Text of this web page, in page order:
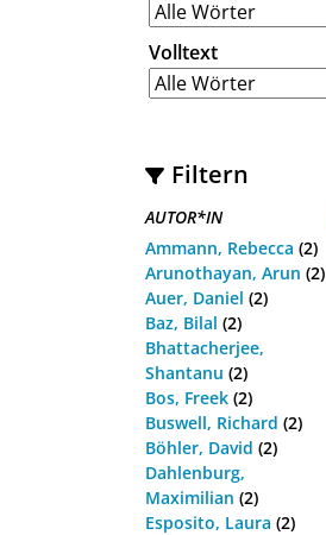
Volltext
Filtern
AUTOR*IN
Ammann, Rebecca (2)
Arunothayan, Arun (2)
Auer, Daniel (2)
Baz, Bilal (2)
Bhattacherjee,
Shantanu (2)
Bos, Freek (2)
Buswell, Richard (2)
Böhler, David (2)
Dahlenburg,
Maximilian (2)
Esposito, Laura (2)